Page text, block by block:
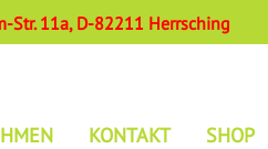
KONTAKT SHOP
Str. 11a, D-82211 Herrsching